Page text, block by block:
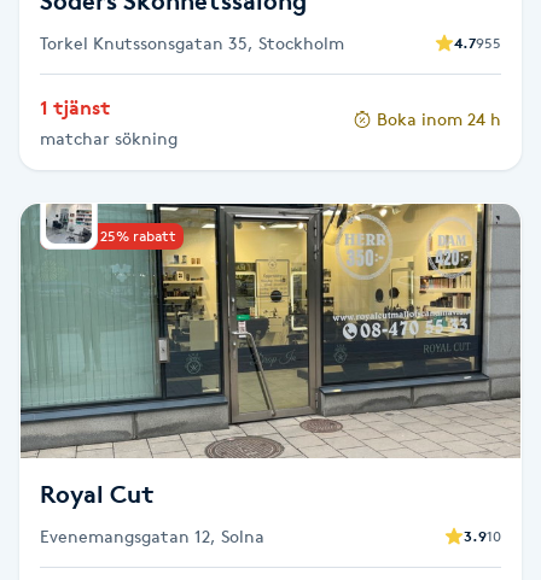
Gel naglar
Gellack
Gellack med förstärkning
Gravidmassage
Gravidyoga
Gruppträning
Torkel Knutssonsgatan 35, Stockholm 4.7955
1 tjänst
matchar sökning
Boka inom 24 h
Upp till 25% rabatt
Royal Cut
Evenemangsgatan 12, Solna 3.910